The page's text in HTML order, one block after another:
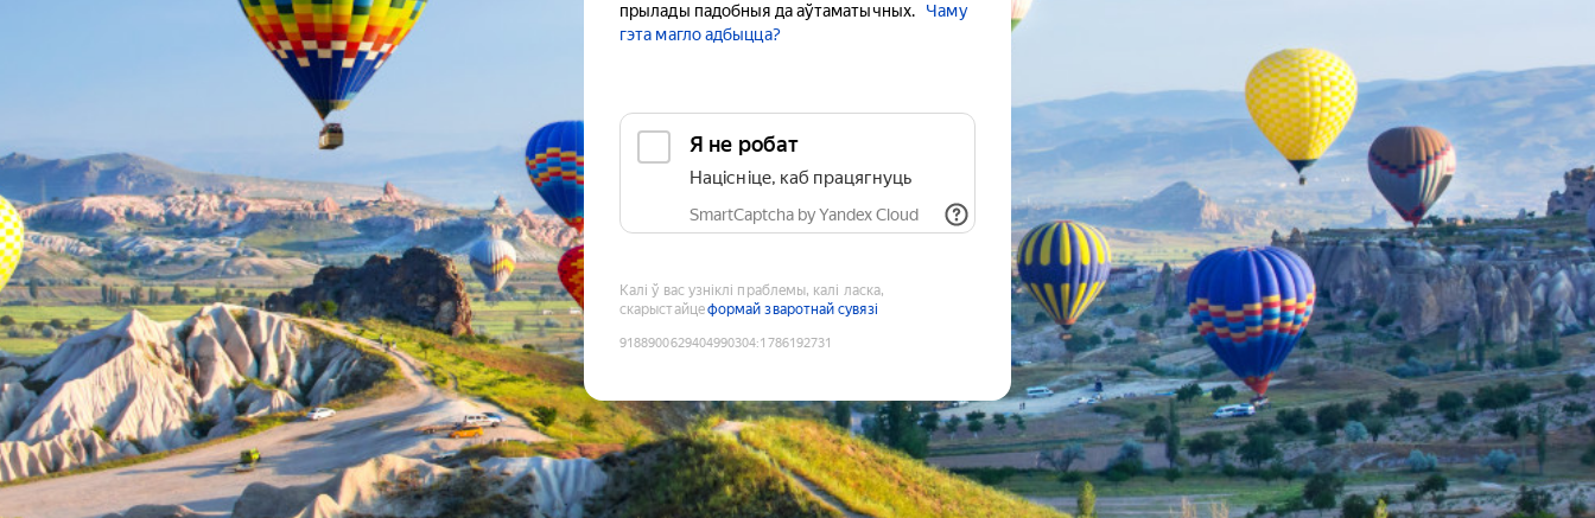
прылады падобныя да аўтаматычных.
Чаму
гэта магло адбыцца?
Я не робат
Націсніце, каб працягнуць
SmartCaptcha by Yandex Cloud
Калі ў вас узніклі праблемы, калі ласка,
скарыстайцеформай зваротнай сувязі
9188900629404990304:1786192731